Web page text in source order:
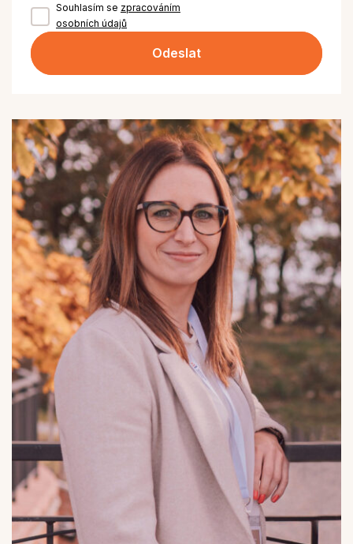
Souhlasím se zpracováním
osobních údajů
Odeslat